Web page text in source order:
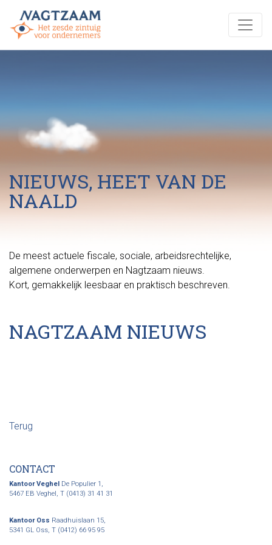
NIEUWS, HEET VAN DE
NAALD
De meest actuele fiscale, sociale, arbeidsrechtelijke,
algemene onderwerpen en Nagtzaam nieuws.
Kort, gemakkelijk leesbaar en praktisch beschreven.
NAGTZAAM NIEUWS
Terug
CONTACT
Kantoor Veghel De Populier 1,
5467 EB Veghel, T (0413) 31 41 31
Kantoor Oss Raadhuislaan 15,
5341 GL Oss, T (0412) 66 95 95